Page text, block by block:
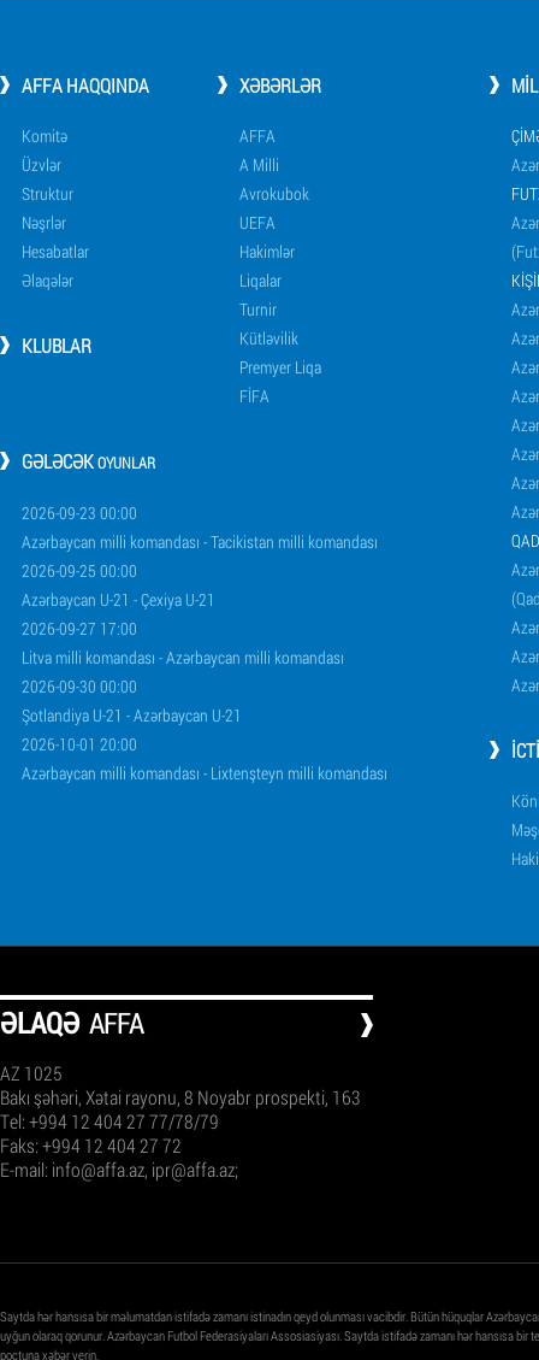
AFFA HAQQINDA
Komitə
Üzvlər
Struktur
Nəşrlər
Hesabatlar
Əlaqələr
KLUBLAR
XƏBƏRLƏR
AFFA
A Milli
Avrokubok
UEFA
Hakimlər
Liqalar
Turnir
Kütləvilik
Premyer Liqa
FİFA
GƏLƏCƏKOYUNLAR
2026-09-23 00:00
Azərbaycan milli komandası - Tacikistan milli komandası
2026-09-25 00:00
Azərbaycan U-21 - Çexiya U-21
2026-09-27 17:00
Litva milli komandası - Azərbaycan milli komandası
2026-09-30 00:00
Şotlandiya U-21 - Azərbaycan U-21
2026-10-01 20:00
Azərbaycan milli komandası - Lixtenşteyn milli komandası
ƏLAQƏ AFFA
AZ 1025
Bakı şəhəri, Xətai rayonu, 8 Noyabr prospekti, 163
Tel: +994 12 404 27 77/78/79
Faks: +994 12 404 27 72
E-mail: info@affa.az, ipr@affa.az;
Saytda hər hansısa bir məlumatdan istifadə zamanı istinadın qeyd olunması vacibdir. Bütün hüquqlar
uyğun olaraq qorunur. Azərbaycan Futbol Federasiyaları Assosiasiyası. Saytda istifadə zamanı hər hansısa
poçtuna xəbər verin.